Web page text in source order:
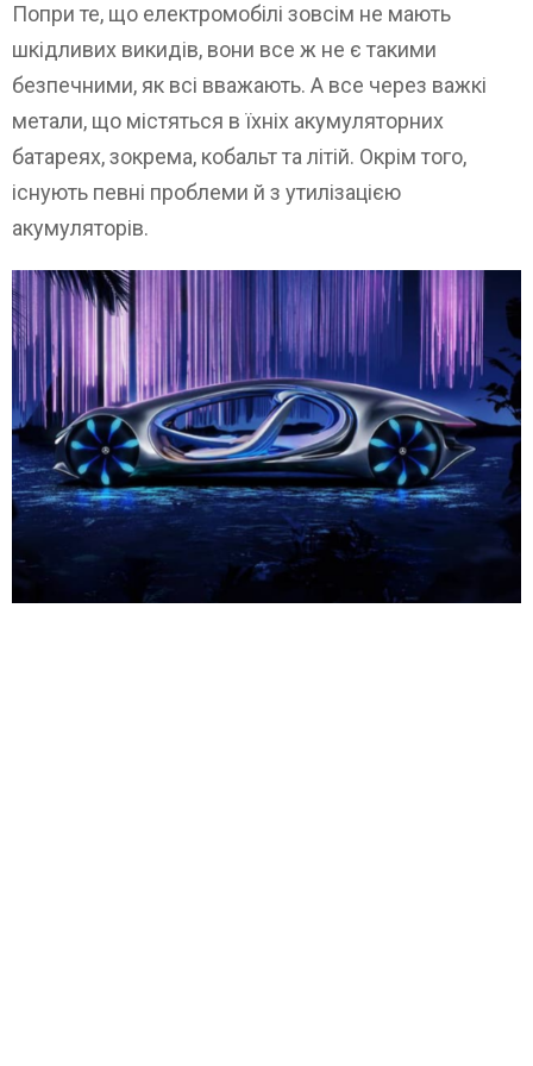
Попри те, що електромобілі зовсім не мають
шкідливих викидів, вони все ж не є такими
безпечними, як всі вважають. А все через важкі
метали, що містяться в їхніх акумуляторних
батареях, зокрема, кобальт та літій. Окрім того,
існують певні проблеми й з утилізацією
акумуляторів.